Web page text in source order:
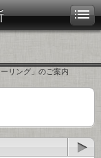
リング」のご案内